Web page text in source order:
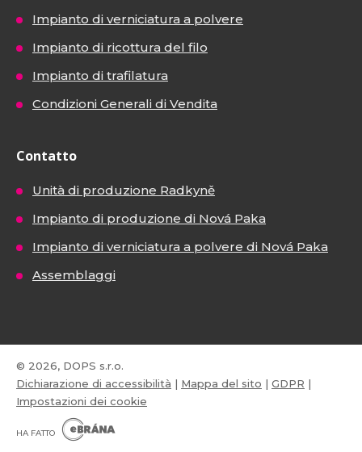
Impianto di verniciatura a polvere
Impianto di ricottura del filo
Impianto di trafilatura
Condizioni Generali di Vendita
Contatto
Unità di produzione Radkyně
Impianto di produzione di Nová Paka
Impianto di verniciatura a polvere di Nová Paka
Assemblaggi
© 2026, DOPS s.r.o.
Dichiarazione di accessibilità | Mappa del sito | GDPR |
Impostazioni dei cookie
HA FATTO
B